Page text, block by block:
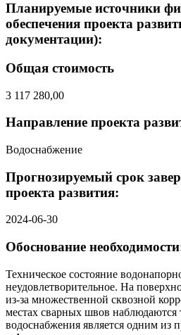
Планируемые источники
обеспечения проекта
документации):
Общая стоимость
3 117 280,00
Направление проекта
Водоснабжение
Прогнозируемый срок
проекта развития:
2024-06-30
Обоснование
Техническое состояние
неудовлетворительное. На
из-за множественной сквозной
местах сварных швов наблюдаются
водоснабжения является одним из